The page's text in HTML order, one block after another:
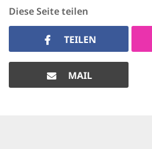
Diese Seite teilen
TEILEN
MAIL